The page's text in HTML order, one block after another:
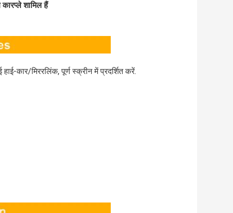
शामिल हैं
कार/मिररलिंक, पूर्ण स्क्रीन में प्रदर्शित करें.